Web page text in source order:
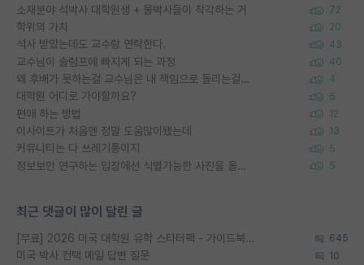
소재분야 석박사 대학원생 + 물박사들이 착각하는 거 72
학위의 가치 20
석사 받았는데도 교수랑 연락한다. 43
교수님이 슬럼프에 빠지게 되는 과정 40
왜 후배가 못하는걸 교수님은 내 책임으로 돌리는걸까요? 4
대학원 어디로 가야할까요? 5
편애 하는 방법 12
이사이트가 처음엔 정말 도움많이됐는데 13
커뮤니티는 다 쓰레기통이지 5
정보보안 연구하는 입장에선 식별가능한 사진을 올리는건 비추이긴함 5
최근 댓글이 많이 달린 글
[무료] 2026 미국 대학원 유학 스타터팩 - 가이드북 & 합격자 컨택메일 템플릿 645
미국 박사 컨택 메일 답변 질문 10